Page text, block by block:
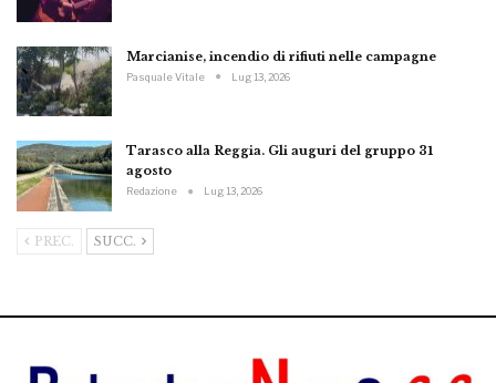
Marcianise, incendio di rifiuti nelle campagne
Pasquale Vitale Lug 13, 2026
Tarasco alla Reggia. Gli auguri del gruppo 31
agosto
Redazione Lug 13, 2026
PREC. SUCC.